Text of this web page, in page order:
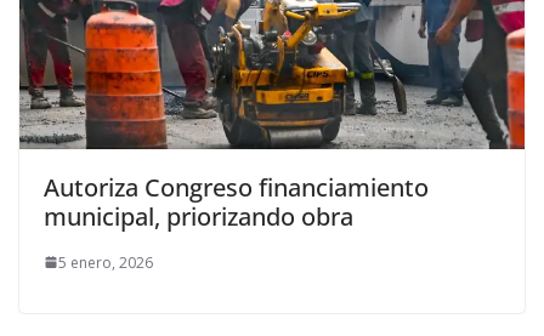
Autoriza Congreso financiamiento
municipal, priorizando obra
5 enero, 2026